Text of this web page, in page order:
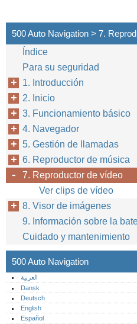
500 Auto Navigation > 7.
Índice
Para su seguridad
1. Introducción
2. Inicio
3. Funcionamiento básico
4. Navegador
5. Gestión de llamadas
6. Reproductor de música
7. Reproductor de vídeo
Ver clips de vídeo
8. Visor de imágenes
9. Información sobre la
Cuidado y mantenimiento
500 Auto Navigation
العربية
Dansk
Deutsch
English
Español